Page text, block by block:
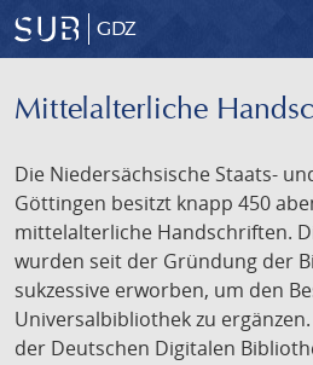
GDZ
Mittelalterliche
Die Niedersächsische Staats-
Göttingen besitzt knapp 450
mittelalterliche Handschriften.
wurden seit der Gründung der
sukzessive erworben, um den
Universalbibliothek zu
der Deutschen Digitalen